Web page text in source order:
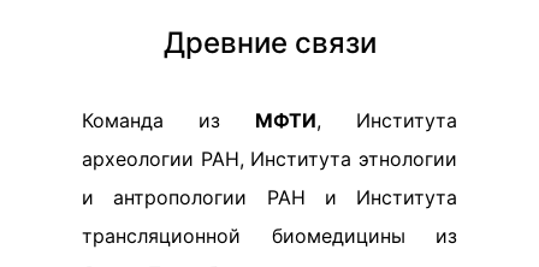
Древние связи
Команда из МФТИ, Института
археологии РАН, Института этнологии
и антропологии РАН и Института
трансляционной биомедицины из